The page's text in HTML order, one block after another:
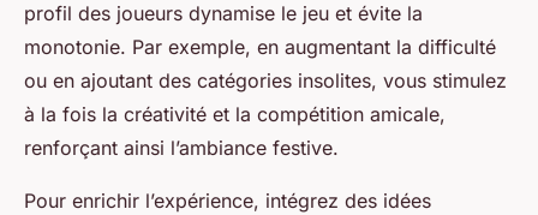
profil des joueurs dynamise le jeu et évite la
monotonie. Par exemple, en augmentant la difficulté
ou en ajoutant des catégories insolites, vous stimulez
à la fois la créativité et la compétition amicale,
renforçant ainsi l’ambiance festive.
Pour enrichir l’expérience, intégrez des idées